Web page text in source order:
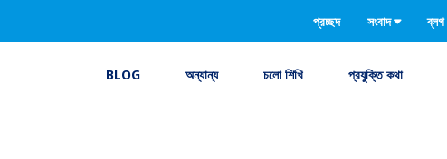
প্রচ্ছদ সংবাদ ব্লগ
BLOG অন্যান্য চলো শিখি প্রযুক্তি কথা